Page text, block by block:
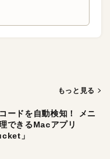
もっと見る
ードを自動検知！ メニ
できるMacアプリ
」